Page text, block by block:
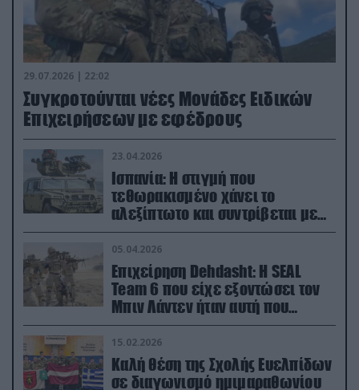
29.07.2026 | 22:02
Συγκροτούνται νέες Μονάδες Ειδικών
Επιχειρήσεων με εφέδρους
23.04.2026
Ισπανία: Η στιγμή που
τεθωρακισμένο χάνει το
αλεξίπτωτο και συντρίβεται με
ορμή στο έδαφος (βίντεο)
05.04.2026
Επιχείρηση Dehdasht: Η SEAL
Team 6 που είχε εξοντώσει τον
Μπιν Λάντεν ήταν αυτή που
διέσωσε τον πιλότο του F-15
15.02.2026
Καλή θέση της Σχολής Ευελπίδων
σε διαγωνισμό ημιμαραθωνίου